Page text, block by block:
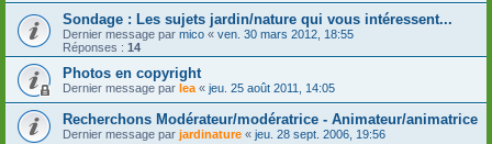
Sondage : Les sujets jardin/nature qui vous intéressent...
Dernier message par mico « ven. 30 mars 2012, 18:55
Réponses : 14
Photos en copyright
Dernier message par lea « jeu. 25 août 2011, 14:05
Recherchons Modérateur/modératrice - Animateur/animatrice
Dernier message par jardinature « jeu. 28 sept. 2006, 19:56